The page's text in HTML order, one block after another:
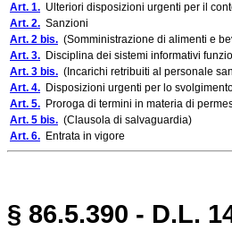
Art. 1. Ulteriori disposizioni urgenti per il
Art. 2. Sanzioni
Art. 2 bis. (Somministrazione di alimenti e
Art. 3. Disciplina dei sistemi informativi
Art. 3 bis. (Incarichi retribuiti al personale
Art. 4. Disposizioni urgenti per lo
Art. 5. Proroga di termini in materia di
Art. 5 bis. (Clausola di salvaguardia)
Art. 6. Entrata in vigore
§ 86.5.390 - D.L.